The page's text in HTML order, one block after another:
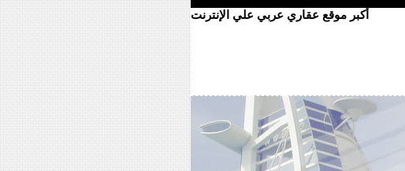
أكبر موقع عقاري عربي علي الإنترنت